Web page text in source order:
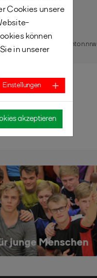
anke.bednarzik@badminton.nrw
Cookies unsere
können
in unserer
Einstellungen
akzeptieren